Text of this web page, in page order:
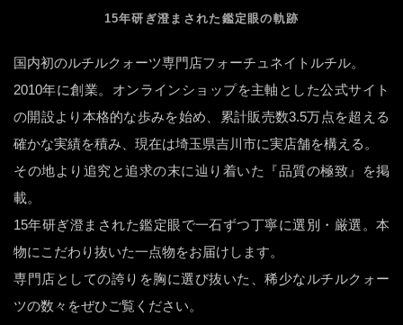
15年研ぎ澄まされた鑑定眼の軌跡
国内初のルチルクォーツ専門店フォーチュネイトルチル。
2010年に創業。オンラインショップを主軸とした公式サイト
の開設より本格的な歩みを始め、累計販売数3.5万点を超える
確かな実績を積み、現在は埼玉県吉川市に実店舗を構える。
その地より追究と追求の末に辿り着いた『品質の極致』を掲
載。
15年研ぎ澄まされた鑑定眼で一石ずつ丁寧に選別・厳選。本
物にこだわり抜いた一点物をお届けします。
専門店としての誇りを胸に選び抜いた、稀少なルチルクォー
ツの数々をぜひご覧ください。